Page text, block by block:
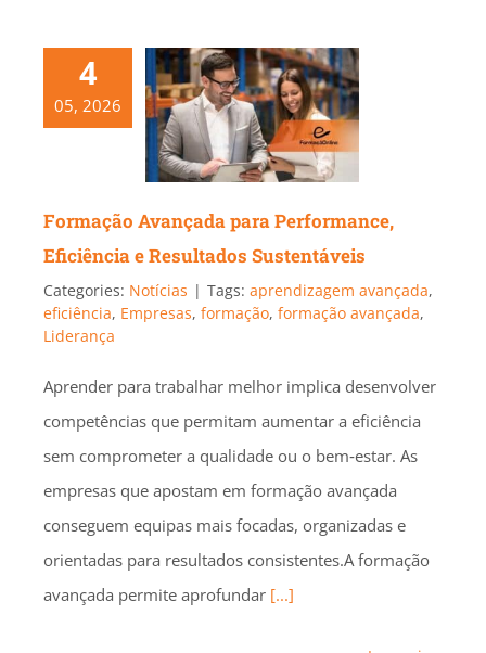
4
05, 2026
Formação Avançada para Performance,
Eficiência e Resultados Sustentáveis
Categories: Notícias | Tags: aprendizagem avançada,
eficiência, Empresas, formação, formação avançada,
Liderança
Aprender para trabalhar melhor implica desenvolver
competências que permitam aumentar a eficiência
sem comprometer a qualidade ou o bem‑estar. As
empresas que apostam em formação avançada
conseguem equipas mais focadas, organizadas e
orientadas para resultados consistentes.A formação
avançada permite aprofundar [...]